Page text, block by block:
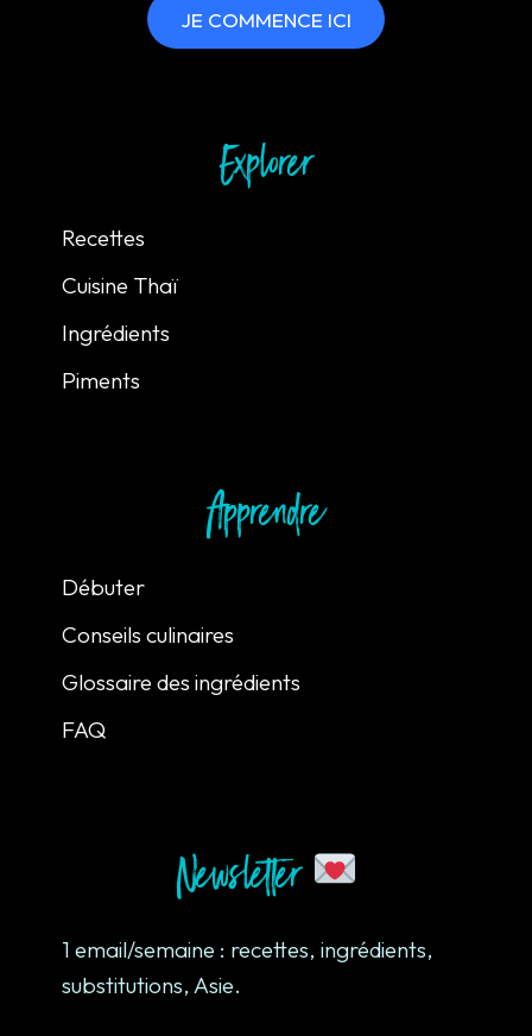
JE COMMENCE ICI
Explorer
Recettes
Cuisine Thaï
Ingrédients
Piments
Apprendre
Débuter
Conseils culinaires
Glossaire des ingrédients
FAQ
Newsletter
1 email/semaine : recettes, ingrédients,
substitutions, Asie.